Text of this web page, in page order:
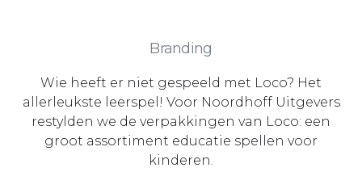
Contact
Branding
Wie heeft er niet gespeeld met Loco? Het
allerleukste leerspel! Voor Noordhoff Uitgevers
restylden we de verpakkingen van Loco: een
groot assortiment educatie spellen voor
kinderen.